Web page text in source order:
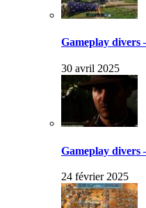
Gameplay
30 avril 2025
Gameplay
24 février 2025